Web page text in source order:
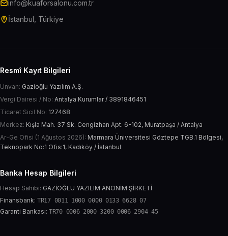
info@kuaforsalonu.com.tr
İstanbul, Türkiye
Resmî Kayıt Bilgileri
Unvan: Gazioğlu Yazılım A.Ş.
Vergi Dairesi / No: Antalya Kurumlar / 3891846451
Ticaret Sicil No: 127468
Merkez: Kışla Mah. 37 Sk. Cengizhan Apt. 6-102, Muratpaşa / Antalya
Ar-Ge Ofisi (1 Ağustos 2026): Marmara Üniversitesi Göztepe TGB.1 Bölgesi,
Teknopark No:1 Ofis:1, Kadıköy / İstanbul
Banka Hesap Bilgileri
Hesap Sahibi: GAZİOĞLU YAZILIM ANONİM ŞİRKETİ
Finansbank: TR17 0011 1000 0000 0133 6628 07
Garanti Bankası: TR70 0006 2000 3200 0006 2904 45